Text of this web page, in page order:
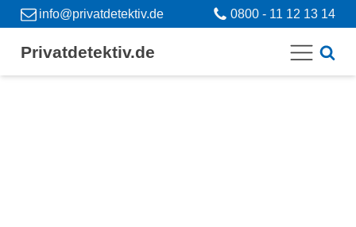
info@privatdetektiv.de 0800 - 11 12 13 14
Privatdetektiv.de